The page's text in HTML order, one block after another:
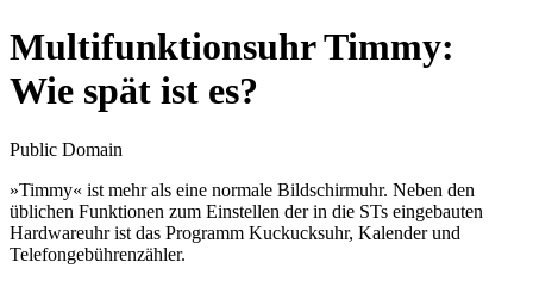
Multifunktionsuhr Timmy:
Wie spät ist es?
Public Domain
»Timmy« ist mehr als eine normale Bildschirmuhr. Neben den
üblichen Funktionen zum Einstellen der in die STs eingebauten
Hardwareuhr ist das Programm Kuckucksuhr, Kalender und
Telefongebührenzähler.